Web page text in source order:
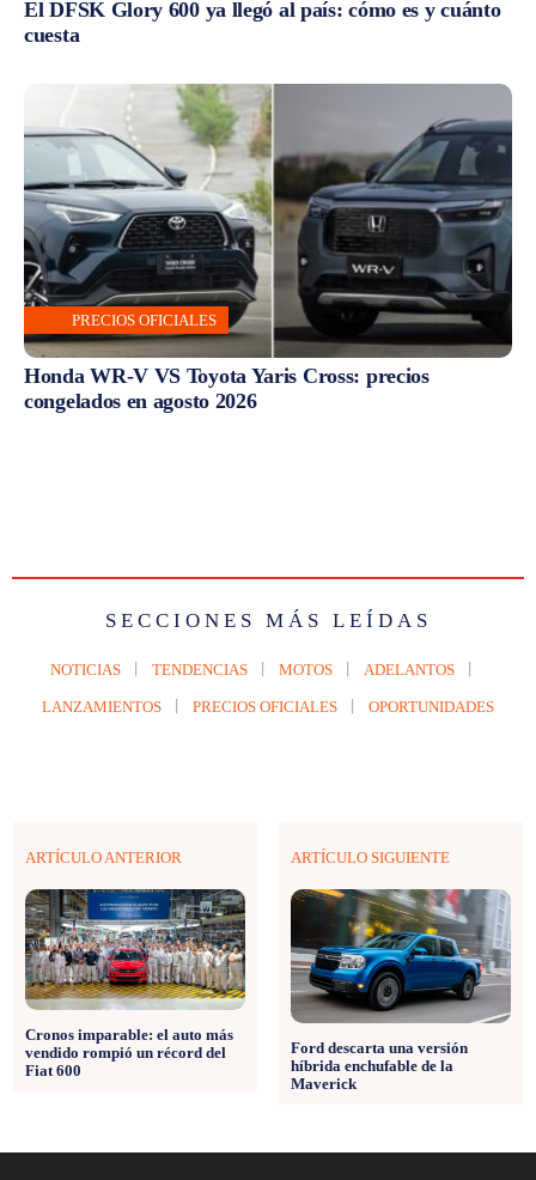
El DFSK Glory 600 ya llegó al país: cómo es y cuánto
cuesta
PRECIOS OFICIALES
Honda WR-V VS Toyota Yaris Cross: precios
congelados en agosto 2026
SECCIONES MÁS LEÍDAS
NOTICIAS TENDENCIAS MOTOS ADELANTOS
LANZAMIENTOS PRECIOS OFICIALES OPORTUNIDADES
ARTÍCULO ANTERIOR
Cronos imparable: el auto más
vendido rompió un récord del
Fiat 600
ARTÍCULO SIGUIENTE
Ford descarta una versión
híbrida enchufable de la
Maverick